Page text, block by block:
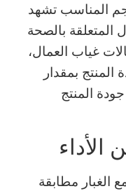
المناسب تشهد
المتعلقة بالصحة
في حالات غياب العمال،
بمقدار
المنتج
الأداء
الغبار مطابقة